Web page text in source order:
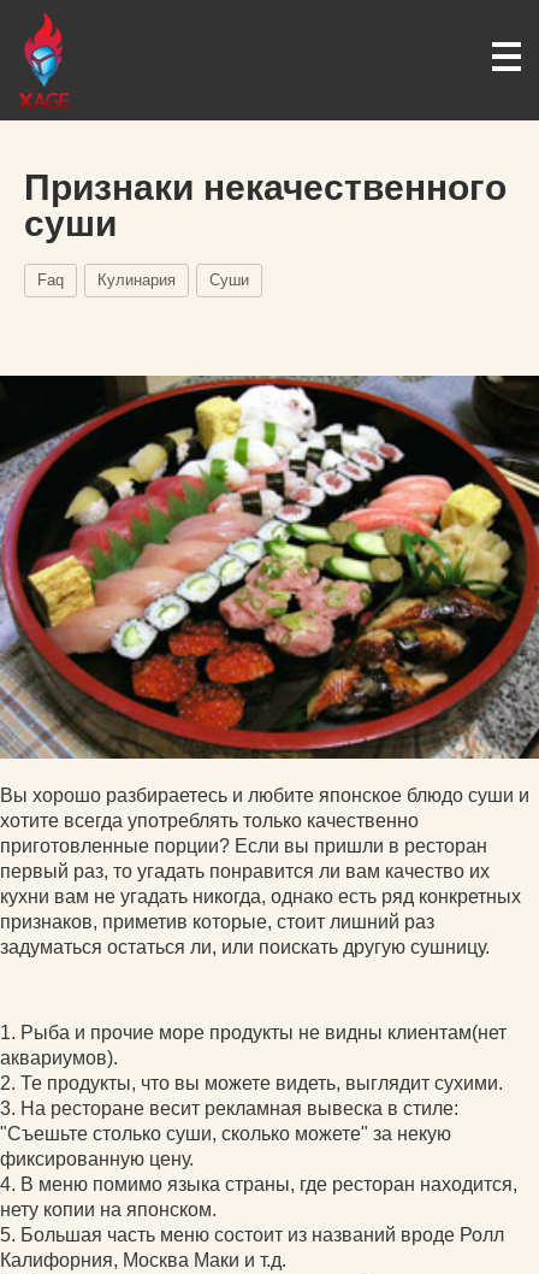
Признаки некачественного
суши
Faq Кулинария Суши
Вы хорошо разбираетесь и любите японское блюдо суши и
хотите всегда употреблять только качественно
приготовленные порции? Если вы пришли в ресторан
первый раз, то угадать понравится ли вам качество их
кухни вам не угадать никогда, однако есть ряд конкретных
признаков, приметив которые, стоит лишний раз
задуматься остаться ли, или поискать другую сушницу.
1. Рыба и прочие море продукты не видны клиентам(нет
аквариумов).
2. Те продукты, что вы можете видеть, выглядит сухими.
3. На ресторане весит рекламная вывеска в стиле:
"Съешьте столько суши, сколько можете" за некую
фиксированную цену.
4. В меню помимо языка страны, где ресторан находится,
нету копии на японском.
5. Большая часть меню состоит из названий вроде Ролл
Калифорния, Москва Маки и т.д.